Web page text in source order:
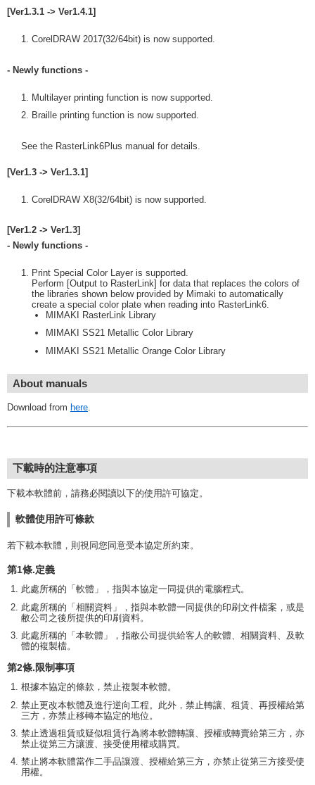
[Ver1.3.1 -> Ver1.4.1]
CorelDRAW 2017(32/64bit) is now supported.
- Newly functions -
Multilayer printing function is now supported.
Braille printing function is now supported.
See the RasterLink6Plus manual for details.
[Ver1.3 -> Ver1.3.1]
CorelDRAW X8(32/64bit) is now supported.
[Ver1.2 -> Ver1.3]
- Newly functions -
Print Special Color Layer is supported.
Perform [Output to RasterLink] for data that replaces the colors of
the libraries shown below provided by Mimaki to automatically
create a special color plate when reading into RasterLink6.
MIMAKI RasterLink Library
MIMAKI SS21 Metallic Color Library
MIMAKI SS21 Metallic Orange Color Library
About manuals
Download from here.
下載時的注意事項
下載本軟體前，請務必閱讀以下的使用許可協定。
軟體使用許可條款
若下載本軟體，則視同您同意受本協定所約束。
第1條.定義
此處所稱的「軟體」，指與本協定一同提供的電腦程式。
此處所稱的「相關資料」，指與本軟體一同提供的印刷文件檔案，或是
敝公司之後所提供的印刷資料。
此處所稱的「本軟體」，指敝公司提供給客人的軟體、相關資料、及軟
體的複製檔。
第2條.限制事項
根據本協定的條款，禁止複製本軟體。
禁止更改本軟體及進行逆向工程。此外，禁止轉讓、租賃、再授權給第
三方，亦禁止移轉本協定的地位。
禁止透過租賃或疑似租賃行為將本軟體轉讓、授權或轉賣給第三方，亦
禁止從第三方讓渡、接受使用權或購買。
禁止將本軟體當作二手品讓渡、授權給第三方，亦禁止從第三方接受使
用權。